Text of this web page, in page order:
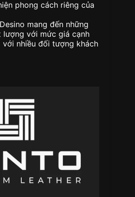
phong cách riêng của
mang đến những
lượng với mức giá cạnh
với nhiều đối tượng khách